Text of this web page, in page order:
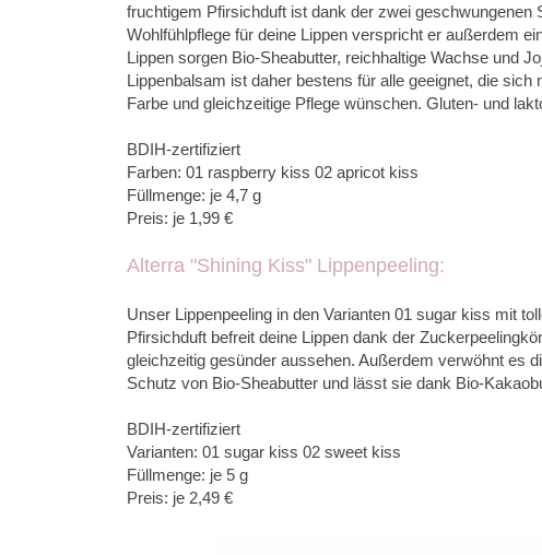
fruchtigem Pfirsichduft ist dank der zwei geschwungenen
Wohlfühlpflege für deine Lippen verspricht er außerdem
Lippen sorgen Bio-Sheabutter, reichhaltige Wachse und
Lippenbalsam ist daher bestens für alle geeignet, die
Farbe und gleichzeitige Pflege wünschen. Gluten- und
BDIH-zertifiziert
Farben: 01 raspberry kiss 02 apricot kiss
Füllmenge: je 4,7 g
Preis: je 1,99 €
Alterra "Shining Kiss" Lippenpeeling:
Unser Lippenpeeling in den Varianten 01 sugar kiss mit
Pfirsichduft befreit deine Lippen dank der
gleichzeitig gesünder aussehen. Außerdem verwöhnt es
Schutz von Bio-Sheabutter und lässt sie dank Bio-
BDIH-zertifiziert
Varianten: 01 sugar kiss 02 sweet kiss
Füllmenge: je 5 g
Preis: je 2,49 €